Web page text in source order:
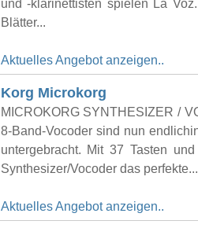
und -klarinettisten spielen La
Blätter...
Aktuelles Angebot anzeigen..
Korg Microkorg
MICROKORG SYNTHESIZER /
8-Band-Vocoder sind nun
untergebracht. Mit 37 Tasten
Synthesizer/Vocoder das perfekte...
Aktuelles Angebot anzeigen..